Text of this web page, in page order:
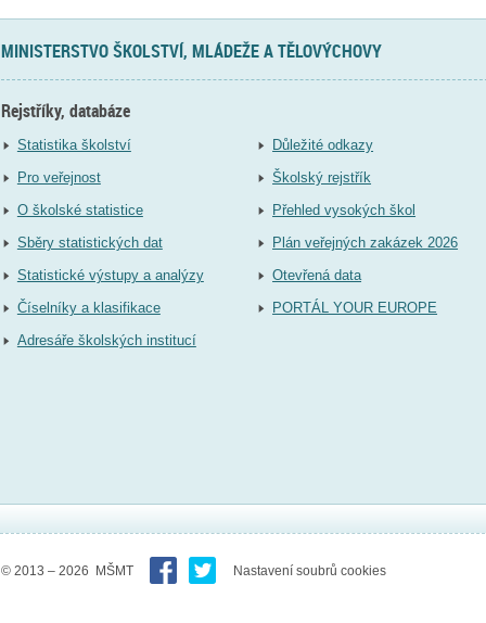
MINISTERSTVO ŠKOLSTVÍ, MLÁDEŽE A TĚLOVÝCHOVY
Rejstříky, databáze
Statistika školství
Pro veřejnost
O školské statistice
Sběry statistických dat
Statistické výstupy a analýzy
Číselníky a klasifikace
Adresáře školských institucí
Důležité odkazy
Školský rejstřík
Přehled vysokých škol
Plán veřejných zakázek 2026
Otevřená data
PORTÁL YOUR EUROPE
© 2013 – 2026 MŠMT Nastavení soubrů cookies